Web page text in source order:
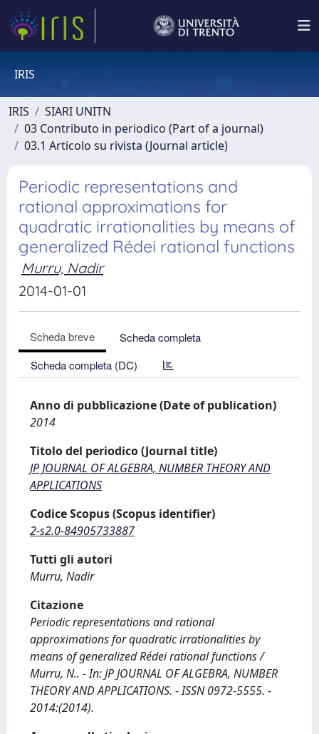
IRIS
IRIS
SIARI UNITN
03 Contributo in periodico (Part of a journal)
03.1 Articolo su rivista (Journal article)
Periodic representations and
rational approximations for
quadratic irrationalities by means of
generalized Rédei rational functions
Murru, Nadir
2014-01-01
Scheda breve
Scheda completa
Scheda completa (DC)
Anno di pubblicazione (Date of publication)
2014
Titolo del periodico (Journal title)
JP JOURNAL OF ALGEBRA, NUMBER THEORY AND
APPLICATIONS
Codice Scopus (Scopus identifier)
2-s2.0-84905733887
Tutti gli autori
Murru, Nadir
Citazione
Periodic representations and rational
approximations for quadratic irrationalities by
means of generalized Rédei rational functions /
Murru, N.. - In: JP JOURNAL OF ALGEBRA, NUMBER
THEORY AND APPLICATIONS. - ISSN 0972-5555. -
2014:(2014).